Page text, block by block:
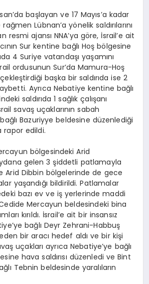
başlayan ve 17 Mayıs’a kadar
Lübnan’a yönelik saldırılarını
resmi ajansı NNA’ya göre, İsrail’e ait
Sur kentine bağlı Hoş bölgesine
4 Suriye vatandaşı yaşamını
ordusunun Sur’da Mamura-Hoş
başka bir saldırıda ise 2
Ayrıca Nebatiye kentine bağlı
saldırıda 1 sağlık çalışanı
savaş uçaklarının sabah
Bazuriyye beldesine düzenlediği
rapor edildi.
bölgesindeki Arid
gelen 3 şiddetli patlamayla
Arid Dibbin bölgelerinde de gece
yaşandığı bildirildi. Patlamalar
bazı ev ve iş yerlerinde maddi
Mercayun beldesindeki bina
kırıldı. İsrail’e ait bir insansız
bağlı Deyr Zehrani-Habbuş
bir aracı hedef aldı ve bir kişi
uçakları ayrıca Nebatiye’ye bağlı
hava saldırısı düzenledi ve Bint
Tebnin beldesinde yaralıların